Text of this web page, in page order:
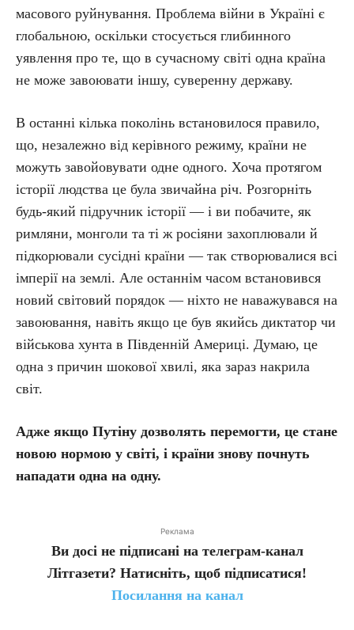
масового руйнування. Проблема війни в Україні є
глобальною, оскільки стосується глибинного
уявлення про те, що в сучасному світі одна країна
не може завоювати іншу, суверенну державу.
В останні кілька поколінь встановилося правило,
що, незалежно від керівного режиму, країни не
можуть завойовувати одне одного. Хоча протягом
історії людства це була звичайна річ. Розгорніть
будь-який підручник історії — і ви побачите, як
римляни, монголи та ті ж росіяни захоплювали й
підкорювали сусідні країни — так створювалися всі
імперії на землі. Але останнім часом встановився
новий світовий порядок — ніхто не наважувався на
завоювання, навіть якщо це був якийсь диктатор чи
військова хунта в Південній Америці. Думаю, це
одна з причин шокової хвилі, яка зараз накрила
світ.
Адже якщо Путіну дозволять перемогти, це стане
новою нормою у світі, і країни знову почнуть
нападати одна на одну.
Реклама
Ви досі не підписані на телеграм-канал
Літгазети? Натисніть, щоб підписатися!
Посилання на канал